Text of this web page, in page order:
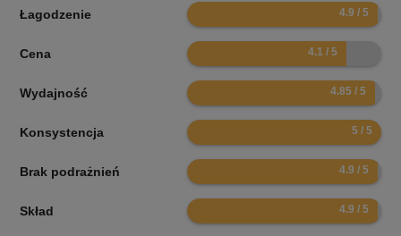
Łagodzenie 9.8
Cena 8.2
Wydajność 9.7
Konsystencja 10
Brak podrażnień 9.8
Skład 9.8